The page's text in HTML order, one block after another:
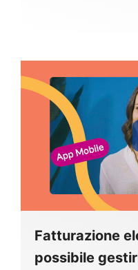
Fatturazione
possibile